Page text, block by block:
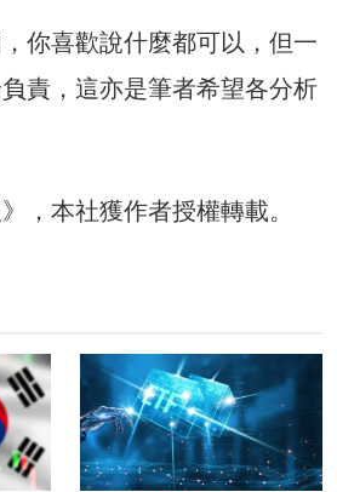
你喜歡說什麼都可以，但一
責，這亦是筆者希望各分析
，本社獲作者授權轉載。